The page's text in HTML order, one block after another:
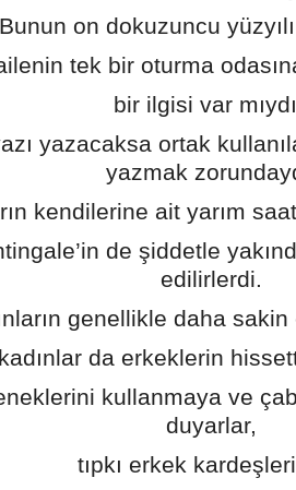
Bunun on dokuzuncu
tek bir oturma
bir ilgisi var
yazacaksa ortak
yazmak
kendilerine ait yarım
de şiddetle
edilirlerdi.
genellikle daha
da erkeklerin
kullanmaya ve
duyarlar,
tıpkı erkek